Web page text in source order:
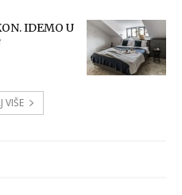
IDEMO U
VIŠE